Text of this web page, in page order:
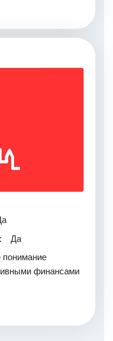
Да
понимание
финансами